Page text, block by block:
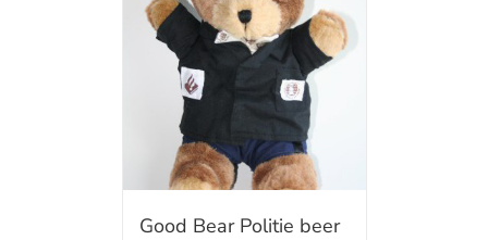
Good Bear Politie beer